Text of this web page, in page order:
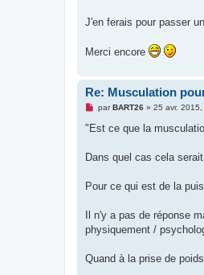
u
J'en ferais pour passer
Merci encore
Re: Musculation
M
s
g
o
u
parBART26» 25 avr. 2015,
"Est ce que la
Dans quel cas cela
Pour ce qui est de la
Il n'y a pas de réponse
physiquement /
Quand à la prise de